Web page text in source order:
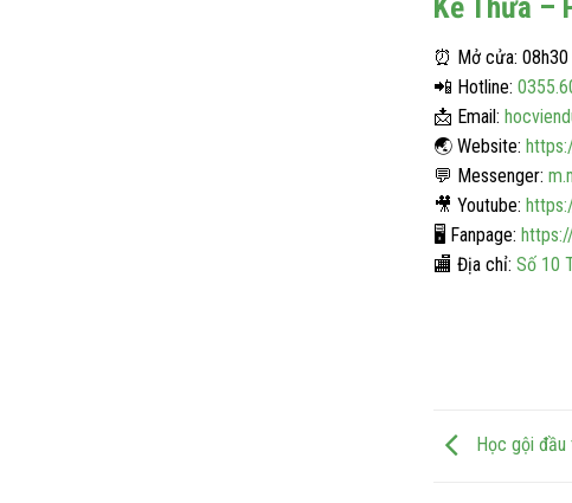
Kế Thừa –
⏰ Mở cửa:
📲 Hotline:
📩 Email:
🌏 Website:
💬 Messenger:
🎥 Youtube:
🖥️ Fanpage:
🏬 Địa chỉ: Số 10
Học gội